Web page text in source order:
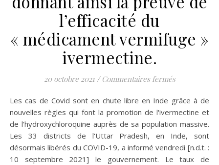
l’efficacité du
« médicament vermifuge »
ivermectine.
20 octobre 2021 / Commentaires ferméssur L’Uttar
Les cas de Covid sont en chute libre en Inde grâce à de
nouvelles règles qui font la promotion de l'ivermectine et
de l'hydroxychloroquine auprès de sa population massive.
Les 33 districts de l'Uttar Pradesh, en Inde, sont
désormais libérés du COVID-19, a informé vendredi [n.d.t. :
10 septembre 2021] le gouvernement. Le taux de